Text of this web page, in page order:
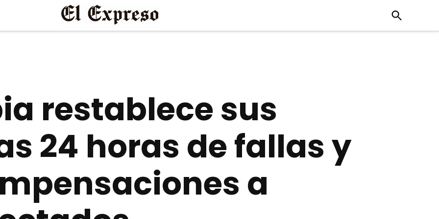
Open
Search
restablece sus
24 horas de fallas y
a